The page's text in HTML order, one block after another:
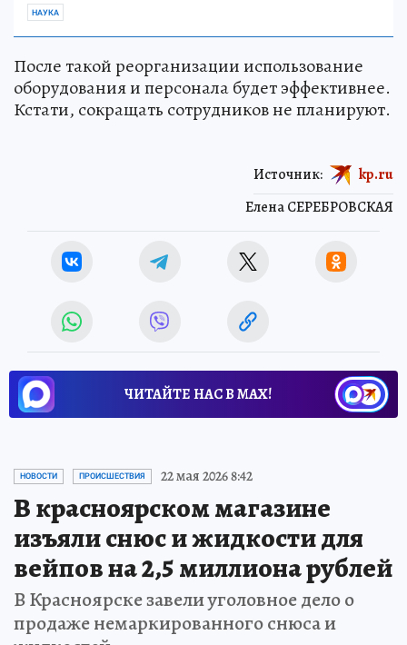
НАУКА
После такой реорганизации использование
оборудования и персонала будет эффективнее.
Кстати, сокращать сотрудников не планируют.
Елена СЕРЕБРОВСКАЯ
Источник: kp.ru
ЧИТАЙТЕ НАС В МАХ!
НОВОСТИ ПРОИСШЕСТВИЯ 22 мая 2026 8:42
В красноярском магазине
изъяли снюс и жидкости для
вейпов на 2,5 миллиона рублей
В Красноярске завели уголовное дело о
продаже немаркированного снюса и